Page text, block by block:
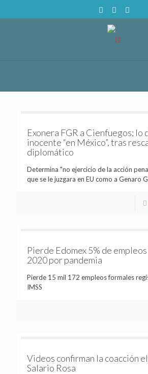
Exonera FGR a Cienfuegos; lo
inocente “en México”, tras
diplomático
Determina "no ejercicio de la acción
que se le juzgara en EU como a Genaro
Pierde Edomex 5% de
2020 por pandemia
Pierde 15 mil 172 empleos formales
IMSS
Videos confirman la coacción
Salario Rosa